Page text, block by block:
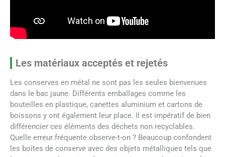
Les matériaux acceptés et rejetés
Les conserves en métal ne sont pas les seules bienvenues
dans le bac jaune. Différents emballages comme les
bouteilles en plastique, canettes aluminium et cartons de
boissons y ont également leur place. Il est impératif de bien
différencier ces éléments des déchets non recyclables.
Quelle erreur fréquente observe-t-on ? Beaucoup confondent
les boîtes de conserve avec des objets métalliques tels que